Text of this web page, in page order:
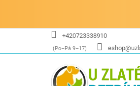
+420723338910